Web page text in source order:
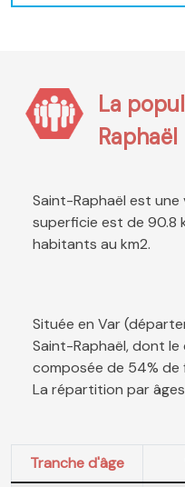
La
Raphaël
Saint-Raphaël est
superficie est de 90.8
habitants au km2.
Située en Var
Saint-Raphaël, dont
composée de 54% de
La répartition par
Tranche d'âge